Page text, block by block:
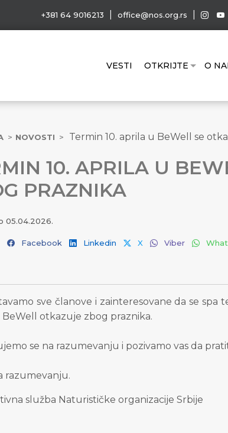
+381 64 9016213 office@nos.org.rs
VESTI OTKRIJTE O
NOVOSTI Termin 10. aprila u BeWell se
10. APRILA U
PRAZNIKA
05.04.2026.
Facebook Linkedin X Viber
sve članove i zainteresovane da se spa
otkazuje zbog praznika.
se na razumevanju i pozivamo vas da
razumevanju.
služba Naturističke organizacije Srbije